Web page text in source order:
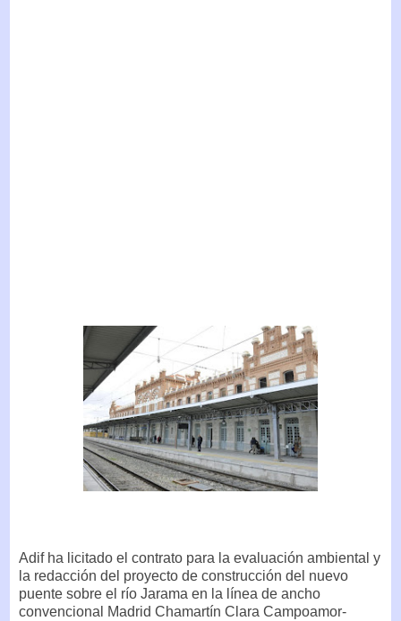
Adif ha licitado el contrato para la evaluación ambiental y
la redacción del proyecto de construcción del nuevo
puente sobre el río Jarama en la línea de ancho
convencional Madrid Chamartín Clara Campoamor-